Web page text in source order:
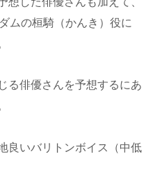
ムの桓騎（かんき）役に
る俳優さんを予想するにあ
良いバリトンボイス（中低